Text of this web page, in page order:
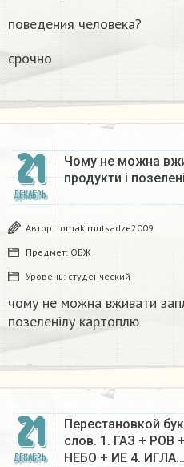
поведения человека?
срочно
21
ДЕКАБРЬ
Чому не можна
продукти і
Автор: tomakimutsadze2009
Предмет: ОБЖ
Уровень: студенческий
чому не можна вживати
позеленілу картоплю
21
ДЕКАБРЬ
Перестановкой
слов. 1. ГАЗ +
НЕБО + ИЕ 4. ИГЛА…